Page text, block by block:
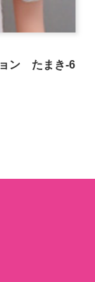
ョン たまき-6